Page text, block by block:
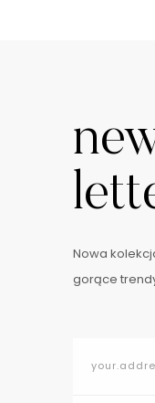
Nowa
gorące